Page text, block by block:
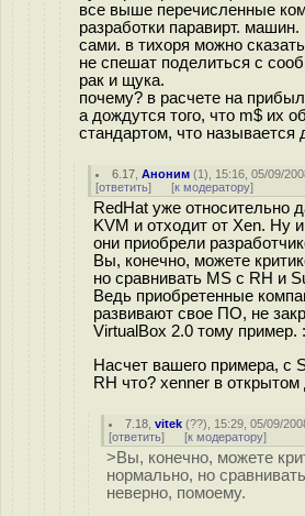
все выше перечисленные
разработки паравирт. машин.
сами. в тихоря можно
не спешат поделиться с
рак и щука.
почему? в расчете на
а дождутся того, что m$ их
стандартом, что называется
6.17 ,Аноним (1), 15:16, 05/09/
[ответить] [к модератору]
RedHat уже относительно
KVM и отходит от Xen. Ну
они приобрели
Вы, конечно, можете
но сравнивать MS с RH и
Ведь приобретенные
развивают свое ПО, не
VirtualBox 2.0 тому пример.
Насчет вашего примера, с
RH что? xenner в открытом
7.18 ,vitek (??), 15:29, 05/09/
[ответить] [к модератору]
>Вы, конечно, можете
нормально, но
неверно, помоему.